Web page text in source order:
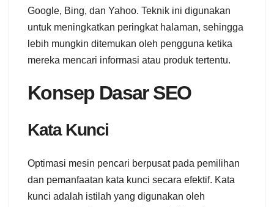
Google, Bing, dan Yahoo. Teknik ini digunakan
untuk meningkatkan peringkat halaman, sehingga
lebih mungkin ditemukan oleh pengguna ketika
mereka mencari informasi atau produk tertentu.
Konsep Dasar SEO
Kata Kunci
Optimasi mesin pencari berpusat pada pemilihan
dan pemanfaatan kata kunci secara efektif. Kata
kunci adalah istilah yang digunakan oleh